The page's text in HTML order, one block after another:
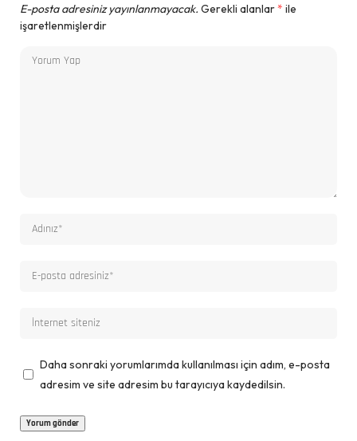
E-posta adresiniz yayınlanmayacak. Gerekli alanlar* ile
işaretlenmişlerdir
Daha sonraki yorumlarımda kullanılması için adım, e-posta
adresim ve site adresim bu tarayıcıya kaydedilsin.